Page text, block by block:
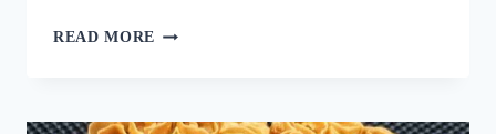
READ MORE നല്ല
പലർക്കും